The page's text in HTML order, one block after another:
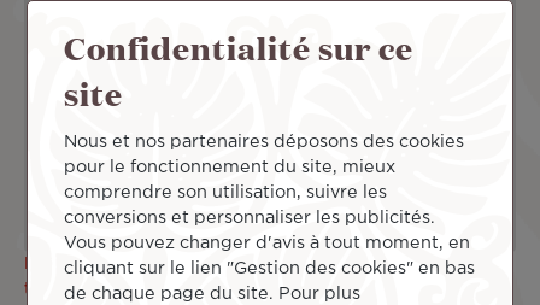
La Police de L’Air et des Frontières parisienne signale des
temps d’attente allongés lors de l’accès en zone
Confidentialité sur ce
site
Nous et nos partenaires déposons des cookies
pour le fonctionnement du site, mieux
comprendre son utilisation, suivre les
conversions et personnaliser les publicités.
Vous pouvez changer d'avis à tout moment, en
cliquant sur le lien "Gestion des cookies" en bas
de chaque page du site. Pour plus